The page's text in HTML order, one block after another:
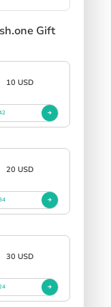
Gift
10 USD
20 USD
30 USD